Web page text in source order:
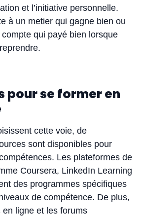
et l’initiative personnelle.
à un metier qui gagne bien ou
qui payé bien lorsque
pour se former en
cette voie, de
sont disponibles pour
Les plateformes de
Coursera, LinkedIn Learning
des programmes spécifiques
de compétence. De plus,
en ligne et les forums